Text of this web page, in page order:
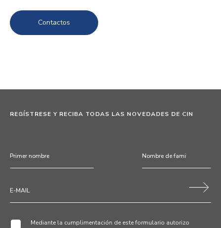
Contactos
REGÍSTRESE Y RECIBA TODAS LAS NOVEDADES DE CIN
Mediante la cumplimentación de este formulario autorizo